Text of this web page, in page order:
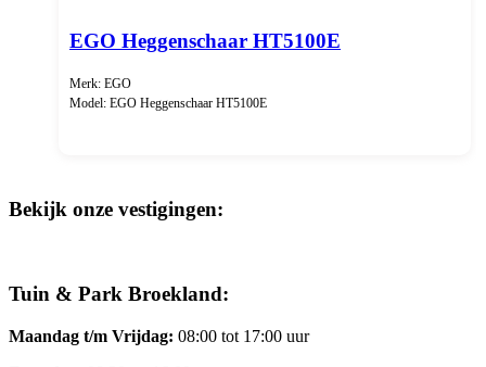
EGO Heggenschaar HT5100E
Merk: EGO
Model: EGO Heggenschaar HT5100E
Bekijk onze vestigingen:
Tuin & Park Broekland:
Maandag t/m Vrijdag: 08:00 tot 17:00 uur